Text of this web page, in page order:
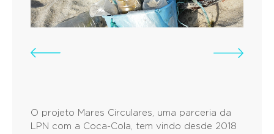
O projeto Mares Circulares, uma parceria da
LPN com a Coca-Cola, tem vindo desde 2018